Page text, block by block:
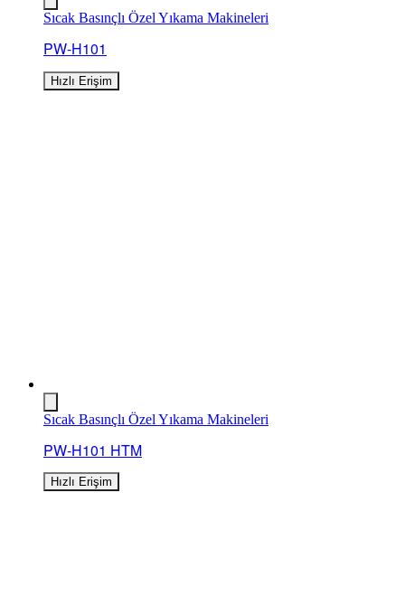
Sıcak Basınçlı Özel Yıkama Makineleri
PW-H101
Hızlı Erişim
Sıcak Basınçlı Özel Yıkama Makineleri
PW-H101 HTM
Hızlı Erişim